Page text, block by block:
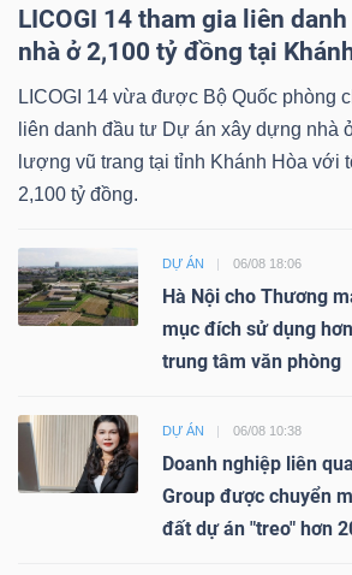
LICOGI 14 tham gia liên
nhà ở 2,100 tỷ đồng tại
LICOGI 14 vừa được Bộ Quốc phòng
liên danh đầu tư Dự án xây dựng nhà
lượng vũ trang tại tỉnh Khánh Hòa với
2,100 tỷ đồng.
DỰ ÁN 06/08 18:06
Hà Nội cho Thương
mục đích sử dụng
trung tâm văn phòng
DỰ ÁN 06/08 10:38
Doanh nghiệp liên
Group được chuyển
đất dự án "treo" hơn